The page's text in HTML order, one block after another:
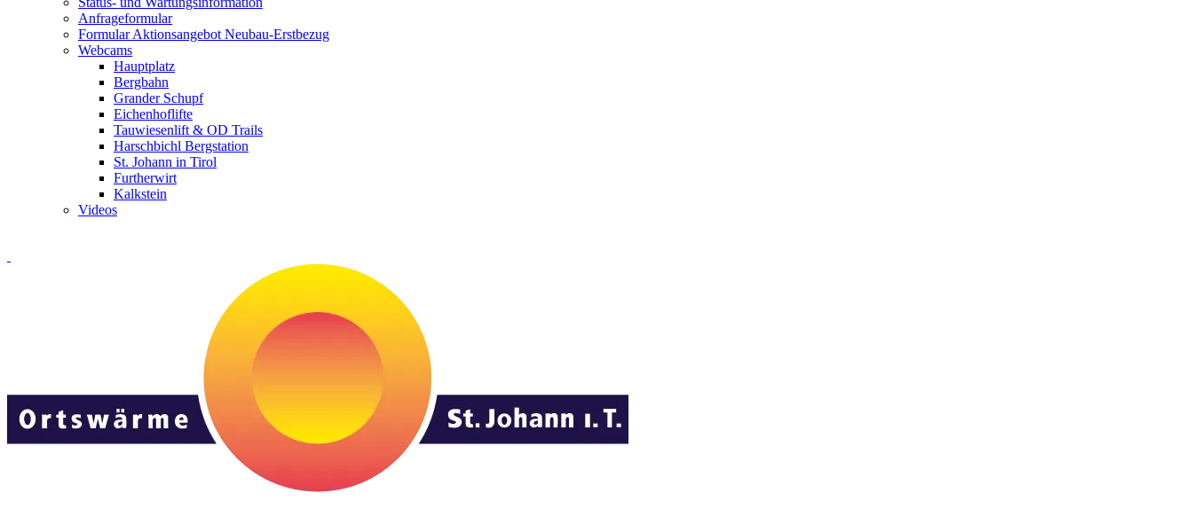
Anfrageformular
Formular Aktionsangebot Neubau-Erstbezug
Webcams
Hauptplatz
Bergbahn
Grander Schupf
Eichenhoflifte
Tauwiesenlift & OD Trails
Harschbichl Bergstation
St. Johann in Tirol
Furtherwirt
Kalkstein
Videos